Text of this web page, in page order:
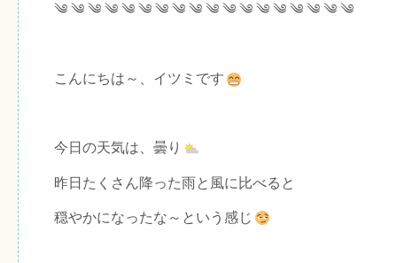
༄ ༄ ༄ ༄ ༄ ༄ ༄ ༄ ༄ ༄ ༄ ༄ ༄ ༄ ༄ ༄ ༄ ༄
こんにちは～、イツミです
今日の天気は、曇り
昨日たくさん降った雨と風に比べると
穏やかになったな～という感じ